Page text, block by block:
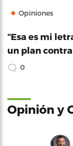
Opiniones
“Esa es mi
un plan contra
0
Opinión y